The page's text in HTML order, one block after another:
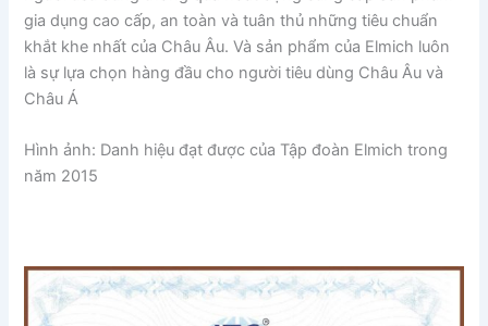
gia dụng cao cấp, an toàn và tuân thủ những tiêu chuẩn
khắt khe nhất của Châu Âu. Và sản phẩm của Elmich luôn
là sự lựa chọn hàng đầu cho người tiêu dùng Châu Âu và
Châu Á
Hình ảnh: Danh hiệu đạt được của Tập đoàn Elmich trong
năm 2015